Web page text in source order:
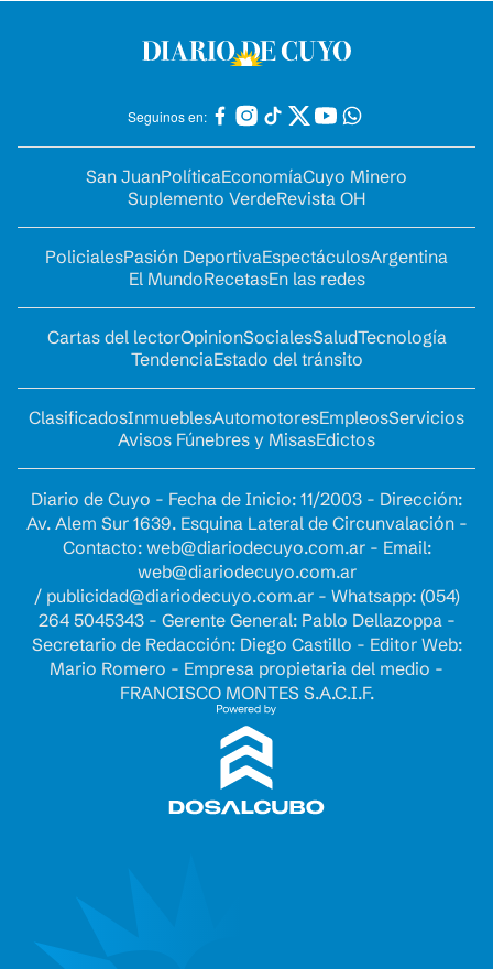
Seguinos en:
San JuanPolíticaEconomíaCuyo Minero
Suplemento VerdeRevista OH
PolicialesPasión DeportivaEspectáculosArgentina
El MundoRecetasEn las redes
Cartas del lectorOpinionSocialesSaludTecnología
TendenciaEstado del tránsito
ClasificadosInmueblesAutomotoresEmpleosServicios
Avisos Fúnebres y MisasEdictos
Diario de Cuyo - Fecha de Inicio: 11/2003 - Dirección:
Av. Alem Sur 1639. Esquina Lateral de Circunvalación -
Contacto: web@diariodecuyo.com.ar- Email:
web@diariodecuyo.com.ar
/ publicidad@diariodecuyo.com.ar- Whatsapp: (054)
264 5045343 - Gerente General: Pablo Dellazoppa -
Secretario de Redacción: Diego Castillo - Editor Web:
Mario Romero - Empresa propietaria del medio -
FRANCISCO MONTES S.A.C.I.F.